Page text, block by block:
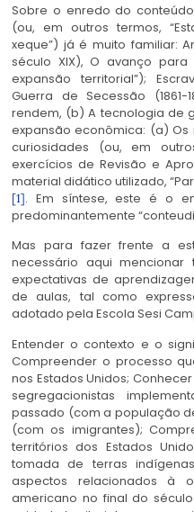
Sobre o enredo do conteúdo
(ou, em outros termos,
xeque”) já é muito familiar:
século XIX), O avanço
expansão territorial”);
Guerra de Secessão
rendem, (b) A tecnologia de
expansão econômica: (a)
curiosidades (ou, em
exercícios de Revisão e
material didático utilizado,
[1]. Em síntese, este é o
predominantemente
Mas para fazer frente a
necessário aqui
expectativas de
de aulas, tal como
adotado pela Escola Sesi
Entender o contexto e o
Compreender o processo
nos Estados Unidos;
segregacionistas
passado (com a população
(com os imigrantes);
territórios dos Estados
tomada de terras
aspectos relacionados à
americano no final do